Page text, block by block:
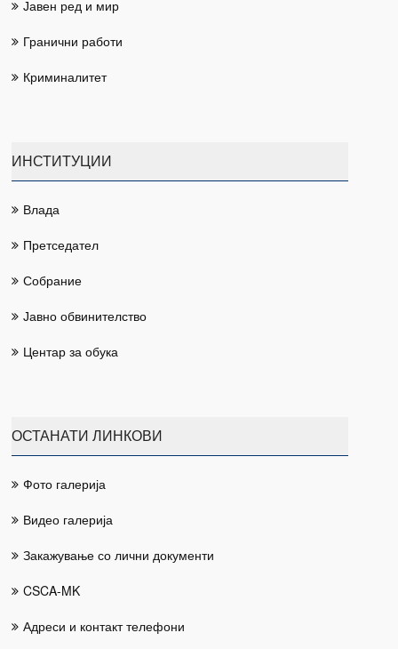
Јавен ред и мир
Гранични работи
Криминалитет
ИНСТИТУЦИИ
Влада
Претседател
Собрание
Јавно обвинителство
Центар за обука
ОСТАНАТИ ЛИНКОВИ
Фото галерија
Видео галерија
Закажување со лични документи
CSCA-MK
Адреси и контакт телефони